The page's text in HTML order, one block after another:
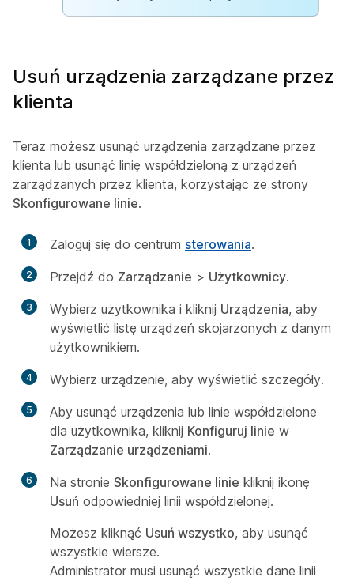
Usuń urządzenia zarządzane przez
klienta
Teraz możesz usunąć urządzenia zarządzane przez
klienta lub usunąć linię współdzieloną z urządzeń
zarządzanych przez klienta, korzystając ze strony
Skonfigurowane linie.
1 Zaloguj się do centrum sterowania.
2 Przejdź do Zarządzanie > Użytkownicy.
3 Wybierz użytkownika i kliknij Urządzenia, aby
wyświetlić listę urządzeń skojarzonych z danym
użytkownikiem.
4 Wybierz urządzenie, aby wyświetlić szczegóły.
5
Aby usunąć urządzenia lub linie współdzielone
dla użytkownika, kliknij Konfiguruj linie w
Zarządzanie urządzeniami.
6 Na stronie Skonfigurowane linie kliknij ikonę
Usuń odpowiedniej linii współdzielonej.
Możesz kliknąć Usuń wszystko, aby usunąć
wszystkie wiersze.
Administrator musi usunąć wszystkie dane linii